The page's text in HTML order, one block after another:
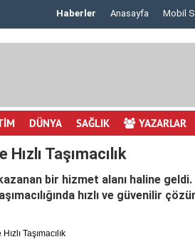
Göz Çizdirme Eskide Kaldı: Görme
Haberler Anasayfa Mobil
DÜNYA SAĞLIK YAZARLAR
Taşımacılık
bir hizmet alanı haline
hızlı ve güvenilir
Taşımacılık